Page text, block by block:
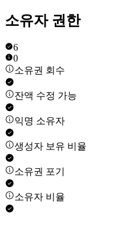
소유자 권한
6
0
소유권 회수
잔액 수정 가능
익명 소유자
생성자 보유 비율
소유권 포기
소유자 비율